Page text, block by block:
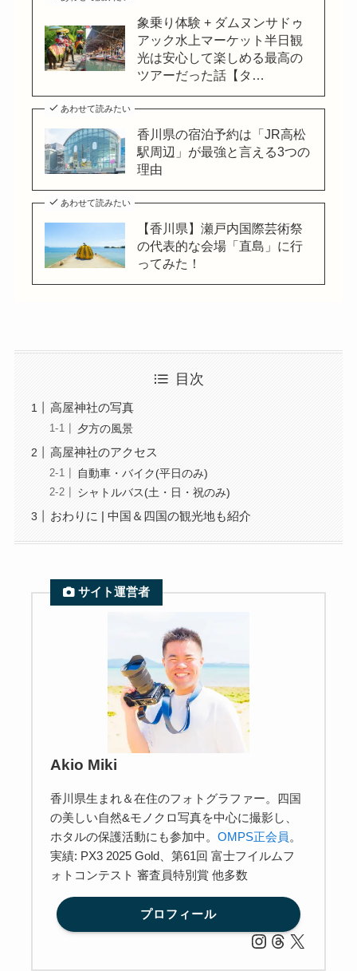
象乗り体験 + ダムヌンサドゥ
アック水上マーケット半日観
光は安心して楽しめる最高の
ツアーだった話【タ…
あわせて読みたい
香川県の宿泊予約は「JR高松
駅周辺」が最強と言える3つの
理由
あわせて読みたい
【香川県】瀬戸内国際芸術祭
の代表的な会場「直島」に行
ってみた！
目次
高屋神社の写真
夕方の風景
高屋神社のアクセス
自動車・バイク(平日のみ)
シャトルバス(土・日・祝のみ)
おわりに | 中国＆四国の観光地も紹介
サイト運営者
Akio Miki
香川県生まれ＆在住のフォトグラファー。四国
の美しい自然&モノクロ写真を中心に撮影し、
ホタルの保護活動にも参加中。OMPS正会員 。
実績: PX3 2025 Gold、第61回 富士フイルムフ
ォトコンテスト 審査員特別賞 他多数
プロフィール